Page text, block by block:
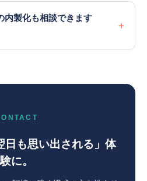
内製化も相談できます
日も思い出される」体
験に。